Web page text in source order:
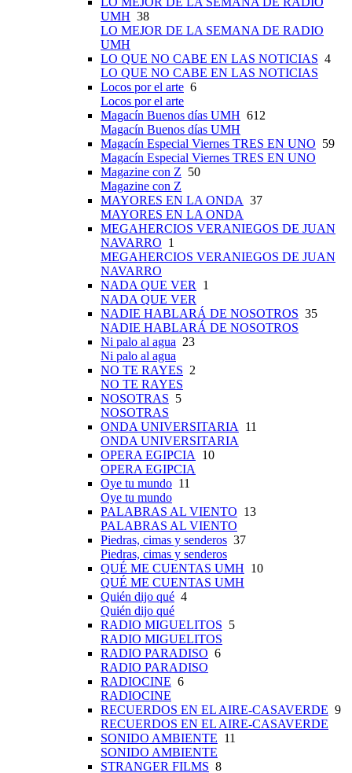
UMH 38
LO MEJOR DE LA SEMANA DE RADIO
UMH
LO QUE NO CABE EN LAS NOTICIAS 4
LO QUE NO CABE EN LAS NOTICIAS
Locos por el arte 6
Locos por el arte
Magacín Buenos días UMH 612
Magacín Buenos días UMH
Magacín Especial Viernes TRES EN UNO 59
Magacín Especial Viernes TRES EN UNO
Magazine con Z 50
Magazine con Z
MAYORES EN LA ONDA 37
MAYORES EN LA ONDA
MEGAHERCIOS VERANIEGOS DE JUAN
NAVARRO 1
MEGAHERCIOS VERANIEGOS DE JUAN
NAVARRO
NADA QUE VER 1
NADA QUE VER
NADIE HABLARÁ DE NOSOTROS 35
NADIE HABLARÁ DE NOSOTROS
Ni palo al agua 23
Ni palo al agua
NO TE RAYES 2
NO TE RAYES
NOSOTRAS 5
NOSOTRAS
ONDA UNIVERSITARIA 11
ONDA UNIVERSITARIA
OPERA EGIPCIA 10
OPERA EGIPCIA
Oye tu mundo 11
Oye tu mundo
PALABRAS AL VIENTO 13
PALABRAS AL VIENTO
Piedras, cimas y senderos 37
Piedras, cimas y senderos
QUÉ ME CUENTAS UMH 10
QUÉ ME CUENTAS UMH
Quién dijo qué 4
Quién dijo qué
RADIO MIGUELITOS 5
RADIO MIGUELITOS
RADIO PARADISO 6
RADIO PARADISO
RADIOCINE 6
RADIOCINE
RECUERDOS EN EL AIRE-CASAVERDE 9
RECUERDOS EN EL AIRE-CASAVERDE
SONIDO AMBIENTE 11
SONIDO AMBIENTE
STRANGER FILMS 8